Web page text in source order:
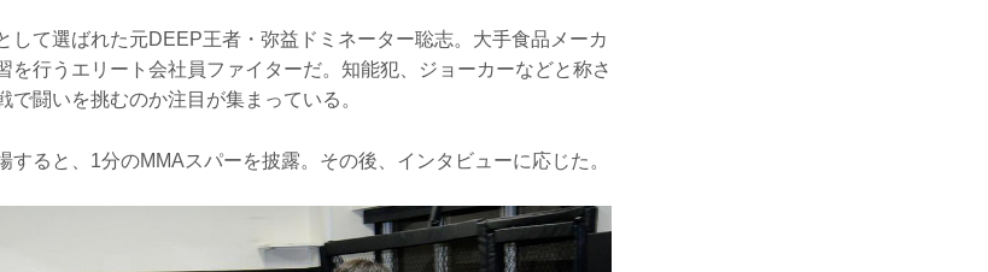
して選ばれた元DEEP王者・弥益ドミネーター聡志。大手食品メーカ
を行うエリート会社員ファイターだ。知能犯、ジョーカーなどと称さ
闘いを挑むのか注目が集まっている。
すると、1分のMMAスパーを披露。その後、インタビューに応じた。